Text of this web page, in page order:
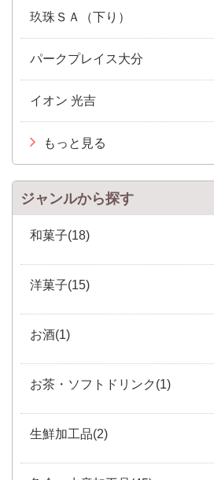
玖珠ＳＡ（下り）
パークプレイス大分
イオン 光吉
もっと見る
ジャンルから探す
和菓子(18)
洋菓子(15)
お酒(1)
お茶・ソフトドリンク(1)
生鮮加工品(2)